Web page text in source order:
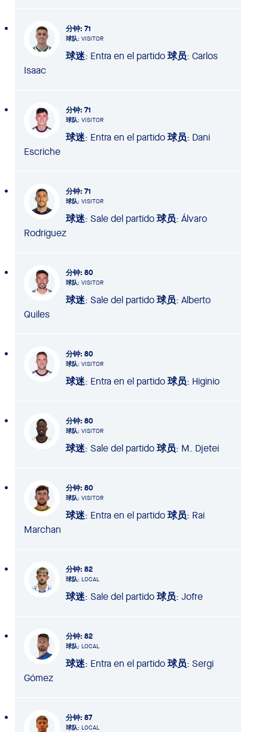
分钟: 71
球队: VISITOR
球迷: Entra en el partido球员: Carlos
Isaac
分钟: 71
球队: VISITOR
球迷: Entra en el partido球员: Dani
Escriche
分钟: 71
球队: VISITOR
球迷: Sale del partido球员: Álvaro
Rodríguez
分钟: 80
球队: VISITOR
球迷: Sale del partido球员: Alberto
Quiles
分钟: 80
球队: VISITOR
球迷: Entra en el partido球员: Higinio
分钟: 80
球队: VISITOR
球迷: Sale del partido球员: M. Djetei
分钟: 80
球队: VISITOR
球迷: Entra en el partido球员: Rai
Marchan
分钟: 82
球队: LOCAL
球迷: Sale del partido球员: Jofre
分钟: 82
球队: LOCAL
球迷: Entra en el partido球员: Sergi
Gómez
分钟: 87
球队: LOCAL